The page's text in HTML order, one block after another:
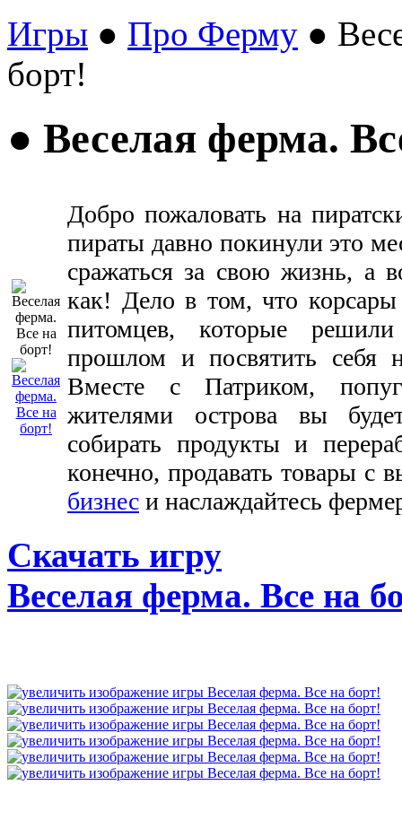
Игры ● Про Ферму ●
борт!
● Веселая ферма.
Добро пожаловать на
пираты давно покинули это
сражаться за свою жизнь, а
как! Дело в том, что корсары
питомцев, которые
прошлом и посвятить себя
Вместе с Патриком,
жителями острова вы
собирать продукты и
конечно, продавать товары с
бизнес и наслаждайтесь
Скачать игру
Веселая ферма. Все на